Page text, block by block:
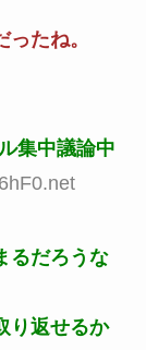
たね。
集中議論中
るだろうな
り返せるか